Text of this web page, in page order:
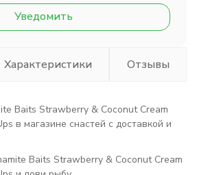
Уведомить
Характеристики Отзывы
Baits Strawberry & Coconut Cream
в магазине снастей с доставкой и
Baits Strawberry & Coconut Cream